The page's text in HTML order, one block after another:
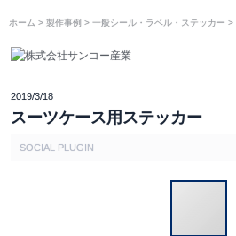
ホーム 製作事例 一般シール・ラベル・ステッカー
2019/3/18
スーツケース用ステッカー
SOCIAL PLUGIN